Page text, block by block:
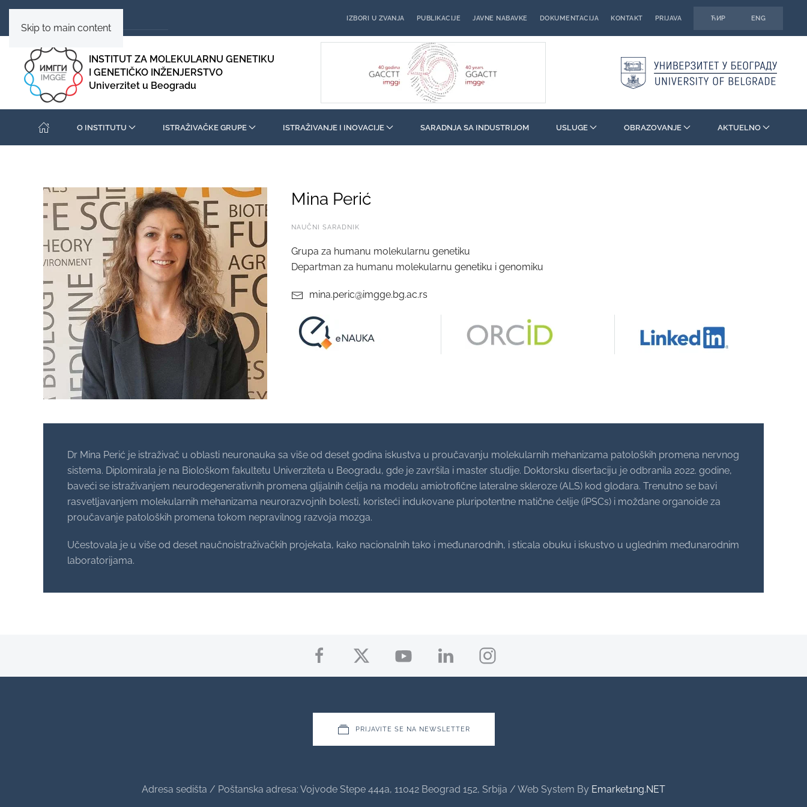
Skip to main content
IZBORI U ZVANJA PUBLIKACIJE JAVNE NABAVKE DOKUMENTACIJA KONTAKT PRIJAVA ЋИР ENG
INSTITUT ZA MOLEKULARNU GENETIKU
I GENETIČKO INŽENJERSTVO
Univerzitet u Beogradu
O INSTITUTU ISTRAŽIVAČKE GRUPE ISTRAŽIVANJE I INOVACIJE SARADNJA SA INDUSTRIJOM USLUGE OBRAZOVANJE AKTUELNO
Mina Perić
NAUČNI SARADNIK
Grupa za humanu molekularnu genetiku
Departman za humanu molekularnu genetiku i genomiku
mina.peric@imgge.bg.ac.rs
Dr Mina Perić je istraživač u oblasti neuronauka sa više od deset godina iskustva u proučavanju molekularnih mehanizama patoloških promena nervnog
sistema. Diplomirala je na Biološkom fakultetu Univerziteta u Beogradu, gde je završila i master studije. Doktorsku disertaciju je odbranila 2022. godine,
baveći se istraživanjem neurodegenerativnih promena glijalnih ćelija na modelu amiotrofične lateralne skleroze (ALS) kod glodara. Trenutno se bavi
rasvetljavanjem molekularnih mehanizama neurorazvojnih bolesti, koristeći indukovane pluripotentne matične ćelije (iPSCs) i moždane organoide za
proučavanje patoloških promena tokom nepravilnog razvoja mozga.
Učestovala je u više od deset naučnoistraživačkih projekata, kako nacionalnih tako i međunarodnih, i sticala obuku i iskustvo u uglednim međunarodnim
laboratorijama.
PRIJAVITE SE NA NEWSLETTER
Adresa sedišta / Poštanska adresa: Vojvode Stepe 444a, 11042 Beograd 152, Srbija / Web System By Emarket1ng.NET